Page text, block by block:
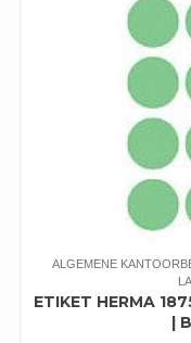
ALGEMENE
ETIKET HERMA
|